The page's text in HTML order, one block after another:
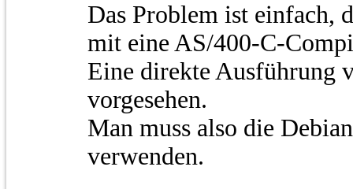
Das Problem ist einfach,
mit eine AS/400-C-
Eine direkte Ausführung
vorgesehen.
Man muss also die
verwenden.